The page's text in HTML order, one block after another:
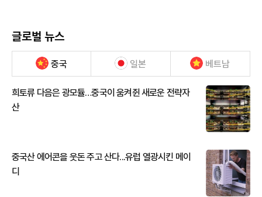
글로벌 뉴스
중국 일본 베트남
희토류 다음은 광모듈…중국이 움켜쥔 새로운 전략자
산
중국산 에어콘을 웃돈 주고 산다...유럽 열광시킨 메이
디